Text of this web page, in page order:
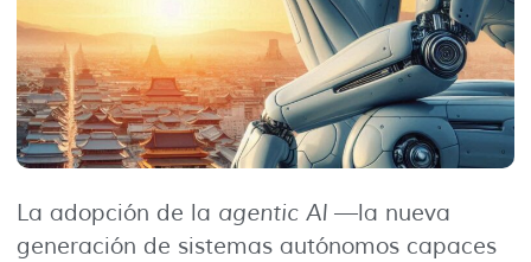
La adopción de la agentic AI —la nueva
generación de sistemas autónomos capaces